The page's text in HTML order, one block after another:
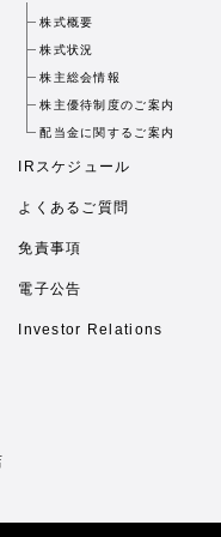
株式概要
株式状況
株主総会情報
株主優待制度のご案内
配当金に関するご案内
IRスケジュール
よくあるご質問
免責事項
電子公告
Investor Relations